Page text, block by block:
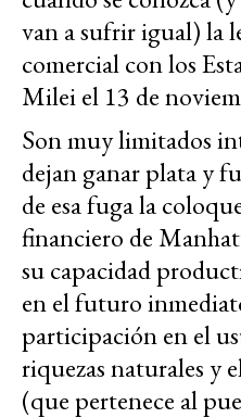
van a sufrir igual) la
comercial con los
Milei el 13 de
Son muy limitados
dejan ganar plata y
de esa fuga la
financiero de
su capacidad
en el futuro
participación en el
riquezas naturales y
(que pertenece al